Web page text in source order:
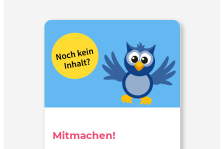
Mitmachen!